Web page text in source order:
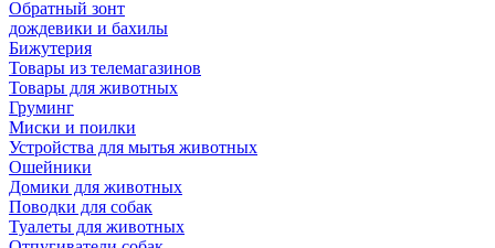
Обратный зонт
дождевики и бахилы
Бижутерия
Товары из телемагазинов
Товары для животных
Груминг
Миски и поилки
Устройства для мытья животных
Ошейники
Домики для животных
Поводки для собак
Туалеты для животных